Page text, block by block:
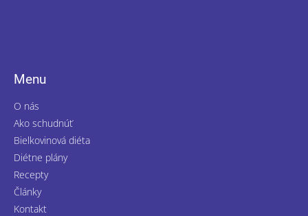
Menu
O nás
Ako schudnúť
Bielkovinová diéta
Diétne plány
Recepty
Články
Kontakt